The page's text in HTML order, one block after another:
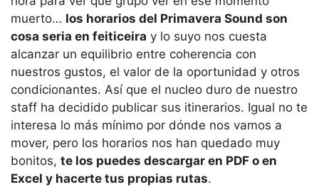
muerto… los horarios del Primavera Sound son
cosa seria en feiticeira y lo suyo nos cuesta
alcanzar un equilibrio entre coherencia con
nuestros gustos, el valor de la oportunidad y otros
condicionantes. Así que el nucleo duro de nuestro
staff ha decidido publicar sus itinerarios. Igual no te
interesa lo más mínimo por dónde nos vamos a
mover, pero los horarios nos han quedado muy
bonitos, te los puedes descargar en PDF o en
Excel y hacerte tus propias rutas.